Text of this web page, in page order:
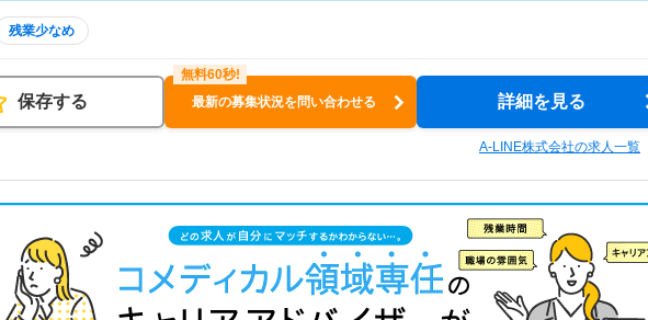
残業少なめ
保存する 最新の募集状況を問い合わせる 詳細を見る
A-LINE株式会社の求人一覧